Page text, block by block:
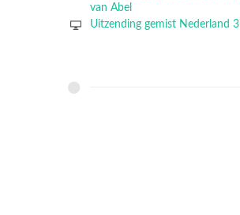
van Abel
Uitzending gemist Nederland 3